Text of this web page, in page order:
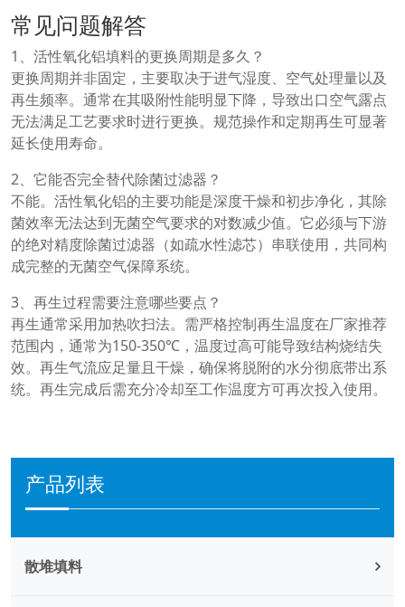
产品列表
散堆填料
常见问题解答
1、活性氧化铝填料的更换周期是多久？
更换周期并非固定，主要取决于进气湿度、空气处理量以及
再生频率。通常在其吸附性能明显下降，导致出口空气露点
无法满足工艺要求时进行更换。规范操作和定期再生可显著
延长使用寿命。
2、它能否完全替代除菌过滤器？
不能。活性氧化铝的主要功能是深度干燥和初步净化，其除
菌效率无法达到无菌空气要求的对数减少值。它必须与下游
的绝对精度除菌过滤器（如疏水性滤芯）串联使用，共同构
成完整的无菌空气保障系统。
3、再生过程需要注意哪些要点？
再生通常采用加热吹扫法。需严格控制再生温度在厂家推荐
范围内，通常为150-350℃，温度过高可能导致结构烧结失
效。再生气流应足量且干燥，确保将脱附的水分彻底带出系
统。再生完成后需充分冷却至工作温度方可再次投入使用。